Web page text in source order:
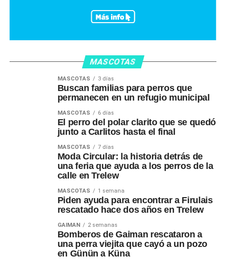
MASCOTAS
MASCOTAS 3 días
Buscan familias para perros que
permanecen en un refugio municipal
MASCOTAS 6 días
El perro del polar clarito que se quedó
junto a Carlitos hasta el final
MASCOTAS 7 días
Moda Circular: la historia detrás de
una feria que ayuda a los perros de la
calle en Trelew
MASCOTAS 1 semana
Piden ayuda para encontrar a Firulais
rescatado hace dos años en Trelew
GAIMAN 2 semanas
Bomberos de Gaiman rescataron a
una perra viejita que cayó a un pozo
en Günün a Küna